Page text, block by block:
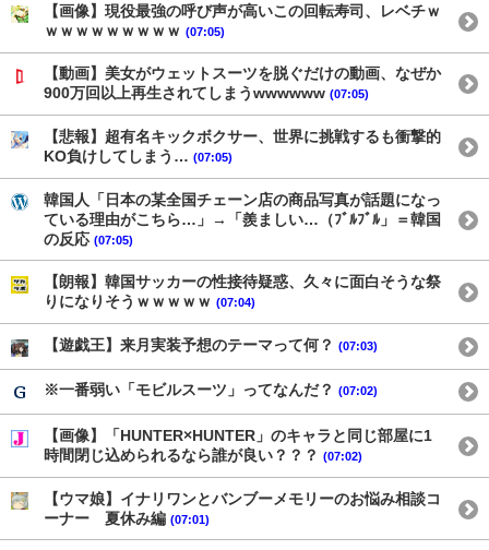
【画像】現役最強の呼び声が高いこの回転寿司、レベチｗ
ｗｗｗｗｗｗｗｗｗ (07:05)
【動画】美女がウェットスーツを脱ぐだけの動画、なぜか
900万回以上再生されてしまうwwwwww (07:05)
【悲報】超有名キックボクサー、世界に挑戦するも衝撃的
KO負けしてしまう… (07:05)
韓国人「日本の某全国チェーン店の商品写真が話題になっ
ている理由がこちら…」→「羨ましい…（ﾌﾞﾙﾌﾞﾙ」＝韓国
の反応 (07:05)
【朗報】韓国サッカーの性接待疑惑、久々に面白そうな祭
りになりそうｗｗｗｗｗ (07:04)
【遊戯王】来月実装予想のテーマって何？ (07:03)
※一番弱い「モビルスーツ」ってなんだ？ (07:02)
【画像】「HUNTER×HUNTER」のキャラと同じ部屋に1
時間閉じ込められるなら誰が良い？？？ (07:02)
【ウマ娘】イナリワンとバンブーメモリーのお悩み相談コ
ーナー 夏休み編 (07:01)